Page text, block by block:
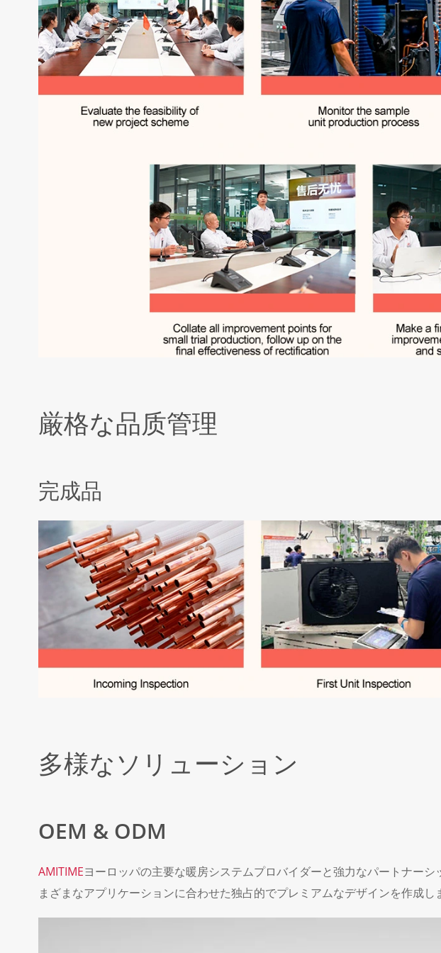
厳格な品质管理
完成品
多様なソリューション
OEM & ODM
AMITIMEヨーロッパの主要な暖房システムプロバイダーと強力なパートナー
まざまなアプリケーションに合わせた独占的でプレミアムなデザインを作成し